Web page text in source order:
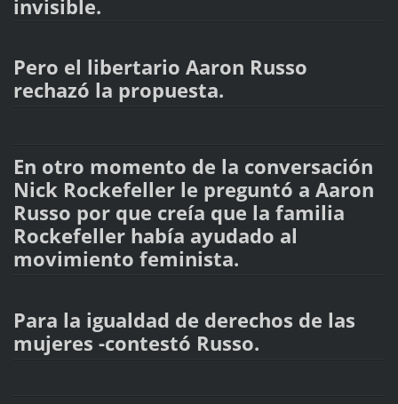
invisible.
Pero el libertario Aaron Russo
rechazó la propuesta.
En otro momento de la conversación
Nick Rockefeller le preguntó a Aaron
Russo por que creía que la familia
Rockefeller había ayudado al
movimiento feminista.
Para la igualdad de derechos de las
mujeres -contestó Russo.